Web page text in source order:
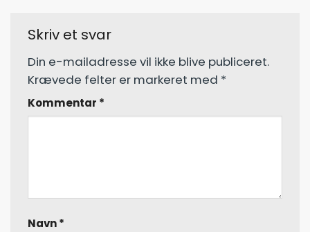
Skriv et svar
Din e-mailadresse vil ikke blive publiceret.
Krævede felter er markeret med *
Kommentar *
Navn*